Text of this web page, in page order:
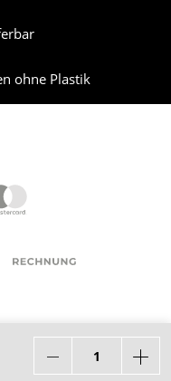
ohne Plastik